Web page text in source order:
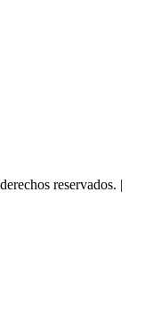
reservados. |